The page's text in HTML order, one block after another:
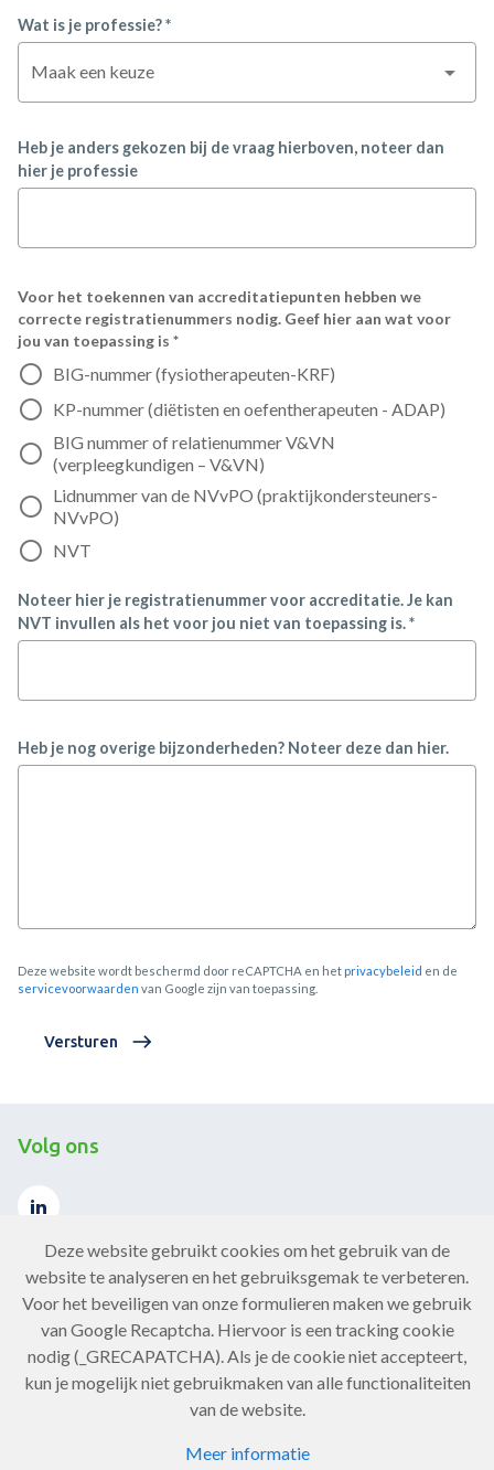
Wat is je professie? *
Maak een keuze
Heb je anders gekozen bij de vraag hierboven, noteer dan
hier je professie
Voor het toekennen van accreditatiepunten hebben we
correcte registratienummers nodig. Geef hier aan wat voor
jou van toepassing is *
BIG-nummer (fysiotherapeuten-KRF)
KP-nummer (diëtisten en oefentherapeuten - ADAP)
BIG nummer of relatienummer V&VN
(verpleegkundigen – V&VN)
Lidnummer van de NVvPO (praktijkondersteuners-
NVvPO)
NVT
Noteer hier je registratienummer voor accreditatie. Je kan
NVT invullen als het voor jou niet van toepassing is. *
Heb je nog overige bijzonderheden? Noteer deze dan hier.
Deze website wordt beschermd door reCAPTCHA en hetprivacybeleid en de
servicevoorwaarden van Google zijn van toepassing.
Versturen
Volg ons
Contact
Neem contact op
Copyright Chronisch ZorgNet 2026
Deze website gebruikt cookies om het gebruik van de
website te analyseren en het gebruiksgemak te verbeteren.
Voor het beveiligen van onze formulieren maken we gebruik
van Google Recaptcha. Hiervoor is een tracking cookie
nodig (_GRECAPATCHA). Als je de cookie niet accepteert,
kun je mogelijk niet gebruikmaken van alle functionaliteiten
van de website.
Meer informatie